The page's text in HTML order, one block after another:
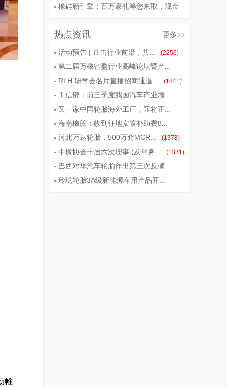
帷
塑发展新篇章！
橡硅新引擎：百万豪礼等您来取，现金
太橡塑展暨上下供应链一站式采购
热点资讯 更多>>
活动预告 | 直击行业前沿，共... (2256)
第二届万橡智盈行业高峰论坛暨产...
(1903)
RLH 研学会名片直播招商通道... (1841)
工信部：前三季度我国汽车产业增...
(1663)
又一家中国轮胎海外工厂，即将正...
(1630)
海南橡胶：收到征地安置补助费8...
(1408)
河北万达轮胎，500万套MCR... (1378)
中橡协会十届六次理事 (及常务... (1331)
巴西对华汽车轮胎作出第三次反倾...
(1331)
玲珑轮胎3A级新能源车用产品开...